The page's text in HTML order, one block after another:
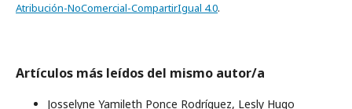
Atribución-NoComercial-CompartirIgual 4.0.
Artículos más leídos del mismo autor/a
Josselyne Yamileth Ponce Rodríguez, Lesly Hugo